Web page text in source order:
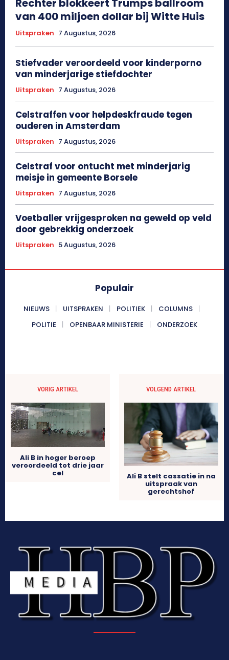
Rechter blokkeert Trumps ballroom
van 400 miljoen dollar bij Witte Huis
Uitspraken 7 Augustus, 2026
Stiefvader veroordeeld voor kinderporno
van minderjarige stiefdochter
Uitspraken 7 Augustus, 2026
Celstraffen voor helpdeskfraude tegen
ouderen in Amsterdam
Uitspraken 7 Augustus, 2026
Celstraf voor ontucht met minderjarig
meisje in gemeente Borsele
Uitspraken 7 Augustus, 2026
Voetballer vrijgesproken na geweld op veld
door gebrekkig onderzoek
Uitspraken 5 Augustus, 2026
Populair
NIEUWS UITSPRAKEN POLITIEK
COLUMNS
POLITIE
OPENBAAR MINISTERIE ONDERZOEK
VORIG ARTIKEL
Ali B in hoger beroep
veroordeeld tot drie jaar
cel
VOLGEND ARTIKEL
Ali B stelt cassatie in na
uitspraak van
gerechtshof